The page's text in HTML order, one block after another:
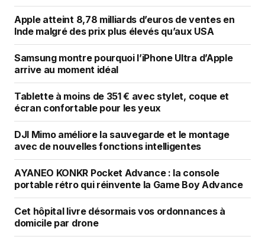
Apple atteint 8,78 milliards d’euros de ventes en
Inde malgré des prix plus élevés qu’aux USA
Samsung montre pourquoi l’iPhone Ultra d’Apple
arrive au moment idéal
Tablette à moins de 351 € avec stylet, coque et
écran confortable pour les yeux
DJI Mimo améliore la sauvegarde et le montage
avec de nouvelles fonctions intelligentes
AYANEO KONKR Pocket Advance : la console
portable rétro qui réinvente la Game Boy Advance
Cet hôpital livre désormais vos ordonnances à
domicile par drone